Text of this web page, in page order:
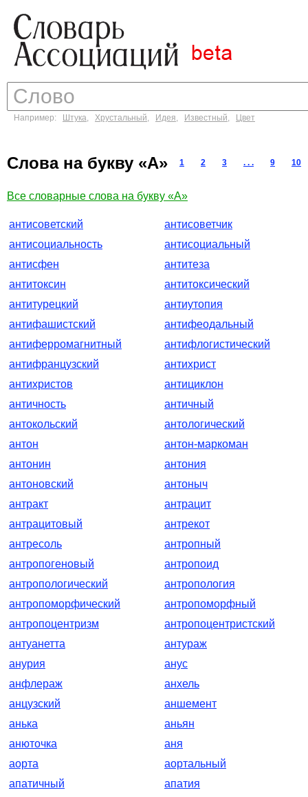
Например: Штука, Хрустальный, Идея, Известный, Цвет
Слова на букву «А» 1 2 3 . . . 9 10
Все словарные слова на букву «А»
антисоветский
антисоветчик
антисоциальность
антисоциальный
антисфен
антитеза
антитоксин
антитоксический
антитурецкий
антиутопия
антифашистский
антифеодальный
антиферромагнитный
антифлогистический
антифранцузский
антихрист
антихристов
антициклон
античность
античный
антокольский
антологический
антон
антон-маркоман
антонин
антония
антоновский
антоныч
антракт
антрацит
антрацитовый
антрекот
антресоль
антропный
антропогеновый
антропоид
антропологический
антропология
антропоморфический
антропоморфный
антропоцентризм
антропоцентристский
антуанетта
антураж
анурия
анус
анфлераж
анхель
анцузский
аншемент
анька
аньян
анюточка
аня
аорта
аортальный
апатичный
апатия